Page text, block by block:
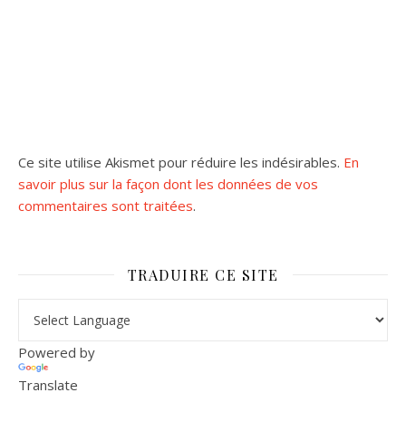
Ce site utilise Akismet pour réduire les indésirables. En
savoir plus sur la façon dont les données de vos
commentaires sont traitées.
TRADUIRE CE SITE
Powered by
Translate